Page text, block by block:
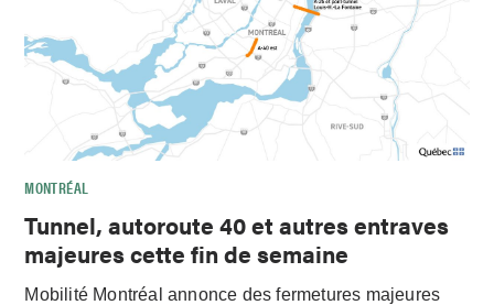
MONTRÉAL
Tunnel, autoroute 40 et autres entraves
majeures cette fin de semaine
Mobilité Montréal annonce des fermetures majeures